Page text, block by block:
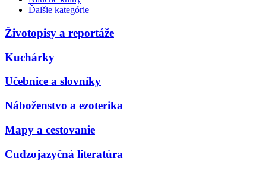
Ďalšie kategórie
Životopisy a reportáže
Kuchárky
Učebnice a slovníky
Náboženstvo a ezoterika
Mapy a cestovanie
Cudzojazyčná literatúra